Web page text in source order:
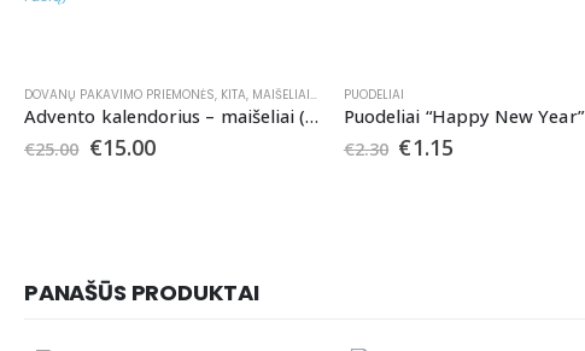
DOVANŲ PAKAVIMO PRIEMONĖS, KITA, MAIŠELIAI, ŠVENČIŲ ATRIBUTIKA
Advento kalendorius – maišeliai (2 rūšių)
€25.00 €15.00
PUODELIAI
Puodeliai “Happy New Year”
€2.30 €1.15
PANAŠŪS PRODUKTAI